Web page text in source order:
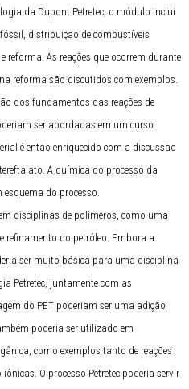
da Dupont Petretec, o módulo inclui
distribuição de combustíveis
reforma. As reações que ocorrem durante
reforma são discutidos com exemplos.
dos fundamentos das reações de
ser abordadas em um curso
é então enriquecido com a discussão
A química do processo da
do processo.
disciplinas de polímeros, como uma
refinamento do petróleo. Embora a
ser muito básica para uma disciplina
Petretec, juntamente com as
do PET poderiam ser uma adição
poderia ser utilizado em
como exemplos tanto de reações
O processo Petretec poderia servir